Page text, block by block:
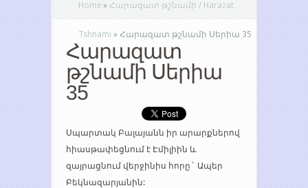
Home » Հարազատ թշնամի / Harazat
Tshnami » Հարազատ թշնամի Սերիա 35
Հարազատ
թշնամի Սերիա
35
Սպարտակ Բալայանն իր արարքներով
հիասթափեցնում է Էմիլիին և
զայրացնում վերջինիս հորը` Ապեր
Բեկնազարյանին: